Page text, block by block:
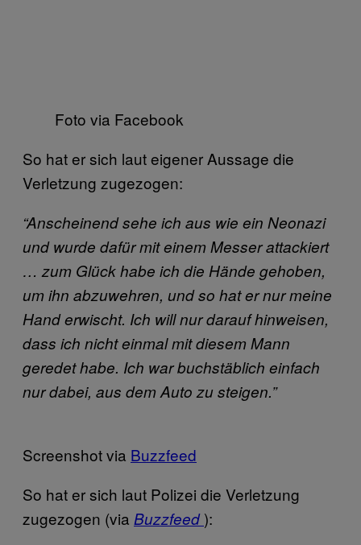
Foto via Facebook
So hat er sich laut eigener Aussage die
Verletzung zugezogen:
“Anscheinend sehe ich aus wie ein Neonazi
und wurde dafür mit einem Messer attackiert
… zum Glück habe ich die Hände gehoben,
um ihn abzuwehren, und so hat er nur meine
Hand erwischt. Ich will nur darauf hinweisen,
dass ich nicht einmal mit diesem Mann
geredet habe. Ich war buchstäblich einfach
nur dabei, aus dem Auto zu steigen.”
Screenshot via Buzzfeed
So hat er sich laut Polizei die Verletzung
zugezogen (via Buzzfeed ):